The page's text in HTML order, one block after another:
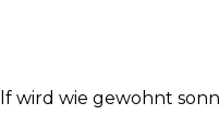
wird wie gewohnt